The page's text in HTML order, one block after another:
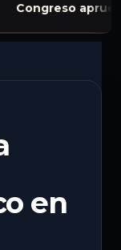
iniciativa
en